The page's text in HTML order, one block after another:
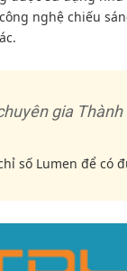
nghệ chiếu
gia Thành
số Lumen để có